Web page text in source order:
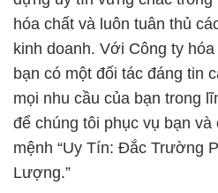
hóa chất và luôn tuân thủ
kinh doanh. Với Công ty
bạn có một đối tác đáng tin
mọi nhu cầu của bạn trong
để chúng tôi phục vụ bạn
mệnh “Uy Tín: Đắc Trường
Lượng.”